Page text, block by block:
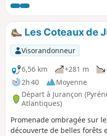
historique de la Monnaie au
Ce parcours emprunte
chemins piétons agréables,
route qu'à une seule reprise.
garer, facilement et
point de départ.
Les Coteaux de
Visorandonneur
6,56 km
+281 m
2h 40
Moyenne
Départ à Jurançon
Atlantiques)
Promenade ombragée sur
découverte de belles forêts